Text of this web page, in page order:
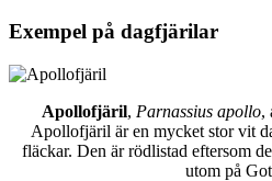
Exempel på dagfjärilar
Apollofjäril, Parnassius apollo,
Apollofjäril är en mycket stor vit
fläckar. Den är rödlistad eftersom
utom på